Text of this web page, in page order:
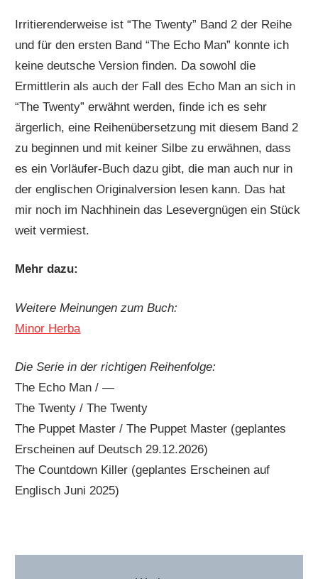
Irritierenderweise ist “The Twenty” Band 2 der Reihe
und für den ersten Band “The Echo Man” konnte ich
keine deutsche Version finden. Da sowohl die
Ermittlerin als auch der Fall des Echo Man an sich in
“The Twenty” erwähnt werden, finde ich es sehr
ärgerlich, eine Reihenübersetzung mit diesem Band 2
zu beginnen und mit keiner Silbe zu erwähnen, dass
es ein Vorläufer-Buch dazu gibt, die man auch nur in
der englischen Originalversion lesen kann. Das hat
mir noch im Nachhinein das Lesevergnügen ein Stück
weit vermiest.
Mehr dazu:
Weitere Meinungen zum Buch:
Minor Herba
Die Serie in der richtigen Reihenfolge:
The Echo Man / —
The Twenty / The Twenty
The Puppet Master / The Puppet Master (geplantes
Erscheinen auf Deutsch 29.12.2026)
The Countdown Killer (geplantes Erscheinen auf
Englisch Juni 2025)